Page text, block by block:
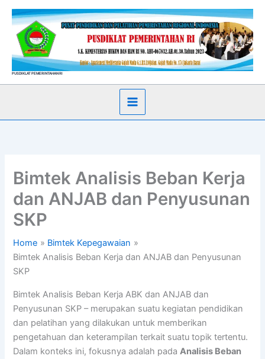
Skip
content
PUSDIKLAT PEMERINTAHAN RI
Bimtek Analisis Beban Kerja
dan ANJAB dan Penyusunan
SKP
Home
Bimtek Kepegawaian
Bimtek Analisis Beban Kerja dan ANJAB dan Penyusunan
SKP
Bimtek Analisis Beban Kerja ABK dan ANJAB dan
Penyusunan SKP – merupakan suatu kegiatan pendidikan
dan pelatihan yang dilakukan untuk memberikan
pengetahuan dan keterampilan terkait suatu topik tertentu.
Dalam konteks ini, fokusnya adalah padaAnalisis Beban